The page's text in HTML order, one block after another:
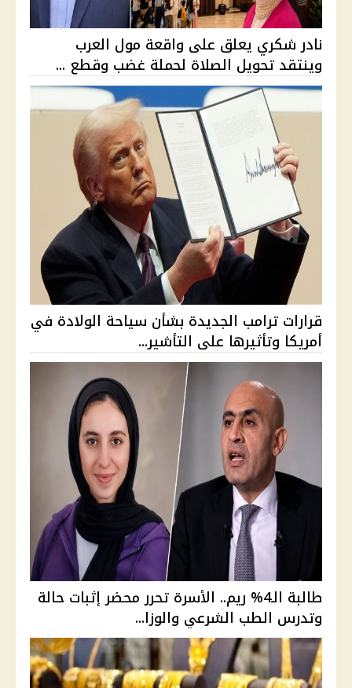
نادر شكري يعلق على واقعة مول العرب
وينتقد تحويل الصلاة لحملة غضب وقطع ...
قرارات ترامب الجديدة بشأن سياحة الولادة في
أمريكا وتأثيرها على التأشير...
طالبة الـ4% ريم.. الأسرة تحرر محضر إثبات حالة
وتدرس الطب الشرعي والوزا...